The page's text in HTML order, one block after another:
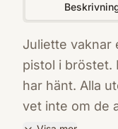
Juliette vaknar
pistol i bröstet.
har hänt. Alla
vet inte om de